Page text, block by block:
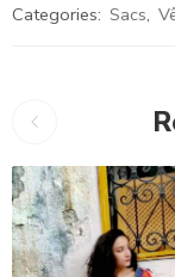
Categories: Sacs,